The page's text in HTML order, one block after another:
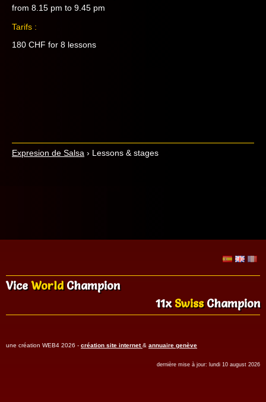
from 8.15 pm to 9.45 pm
Tarifs :
180 CHF for 8 lessons
Expresion de Salsa › Lessons & stages
ViceWorldChampion
11xSwissChampion
une création WEB4 2026 - création site internet & annuaire genève
dernière mise à jour: lundi 10 august 2026